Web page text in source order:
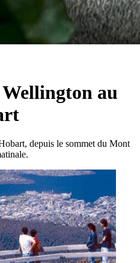
au
depuis le sommet du Mont